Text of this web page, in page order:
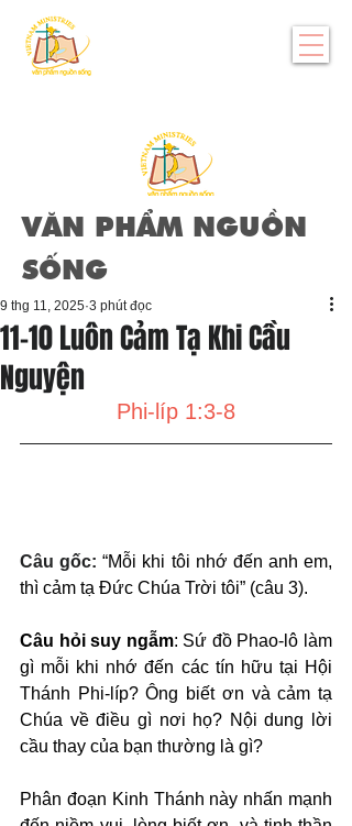
VĂN PHẨM NGUỒN
SỐNG
11-10 Luôn Cảm Tạ Khi Cầu
Nguyện
9 thg 11, 2025 3 phút đọc
Phi-líp 1:3-8
Câu gốc: “Mỗi khi tôi nhớ đến anh em,
thì cảm tạ Đức Chúa Trời tôi” (câu 3).
Câu hỏi suy ngẫm: Sứ đồ Phao-lô làm
gì mỗi khi nhớ đến các tín hữu tại Hội
Thánh Phi-líp? Ông biết ơn và cảm tạ
Chúa về điều gì nơi họ? Nội dung lời
cầu thay của bạn thường là gì?
Phân đoạn Kinh Thánh này nhấn mạnh